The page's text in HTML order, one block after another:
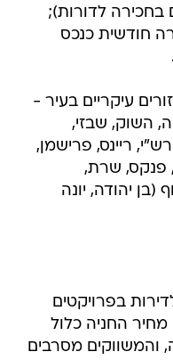
לדורות);
חודשית כנכס
הנוכחי מתייחס ל-4 אזורים עיקריים בעיר -
השוק, שבזי,
ריינס, פרישמן,
פנקס, שרת,
(בן יהודה, יונה
בפרויקטים
החניה כלול
והמשווקים מסרבים